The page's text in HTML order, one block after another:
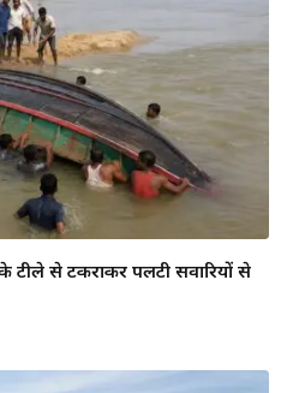
से टकराकर पलटी सवारियों से